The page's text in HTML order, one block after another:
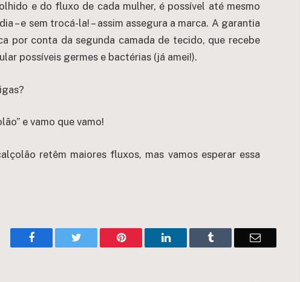
e do fluxo de cada mulher, é possível até mesmo
– e sem trocá-la! – assim assegura a marca. A garantia
por conta da segunda camada de tecido, que recebe
possíveis germes e bactérias (já amei!).
e vamo que vamo!
retêm maiores fluxos, mas vamos esperar essa
Facebook Twitter Pinterest LinkedIn Tumblr Email